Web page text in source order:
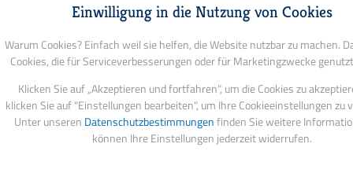
Einwilligung in die Nutzung von Cookies
Warum Cookies? Einfach weil sie helfen, die Website nutzbar zu machen.
Cookies, die für Serviceverbesserungen oder für Marketingzwecke
Klicken Sie auf „Akzeptieren und fortfahren", um die Cookies zu
klicken Sie auf "Einstellungen bearbeiten", um Ihre Cookieeinstellungen zu
Unter unseren Datenschutzbestimmungenfinden Sie weitere
können Ihre Einstellungen jederzeit widerrufen.